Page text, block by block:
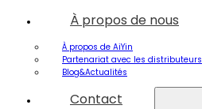
À propos de nous
À propos de AiYin
Partenariat avec les distributeurs
Blog&Actualités
Contact